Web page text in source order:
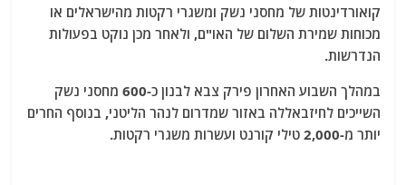
קואורדינטות של מחסני נשק ומשגרי רקטות מהישראלים או
מכוחות שמירת השלום של האו"ם, ולאחר מכן נוקט בפעולות
הנדרשות.
במהלך השבוע האחרון פירק צבא לבנון כ-600 מחסני נשק
השייכים לחיזבאללה באזור שמדרום לנהר הליטני, בנוסף החרים
יותר מ-2,000 טילי קורנט ועשרות משגרי רקטות.